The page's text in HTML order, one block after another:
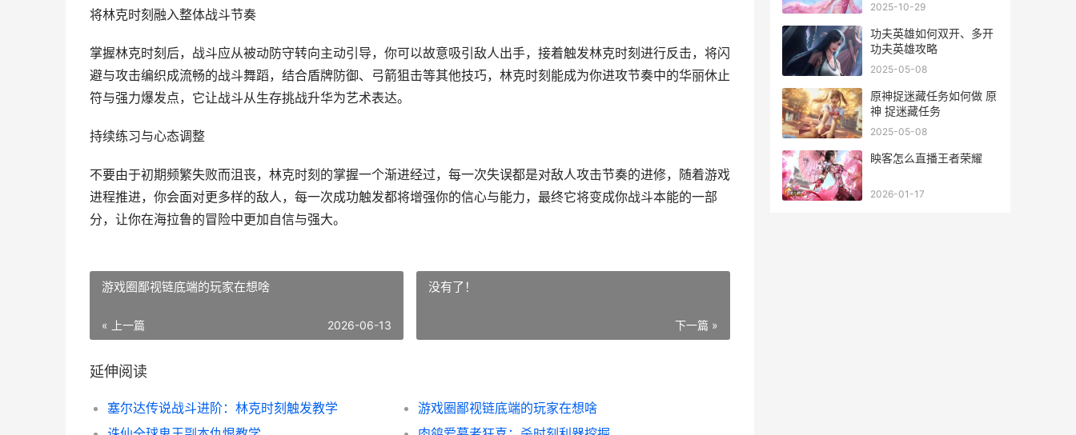
将林克时刻融入整体战斗节奏
掌握林克时刻后，战斗应从被动防守转向主动引导，你可以故意吸引敌人出手，接着触发林克时刻进行反击，将闪
避与攻击编织成流畅的战斗舞蹈，结合盾牌防御、弓箭狙击等其他技巧，林克时刻能成为你进攻节奏中的华丽休止
符与强力爆发点，它让战斗从生存挑战升华为艺术表达。
持续练习与心态调整
不要由于初期频繁失败而沮丧，林克时刻的掌握一个渐进经过，每一次失误都是对敌人攻击节奏的进修，随着游戏
进程推进，你会面对更多样的敌人，每一次成功触发都将增强你的信心与能力，最终它将变成你战斗本能的一部
分，让你在海拉鲁的冒险中更加自信与强大。
游戏圈鄙视链底端的玩家在想啥
« 上一篇 2026-06-13
没有了！
下一篇 »
延伸阅读
塞尔达传说战斗进阶：林克时刻触发教学
游戏圈鄙视链底端的玩家在想啥
2025-10-29
功夫英雄如何双开、多开
功夫英雄攻略
2025-05-08
原神捉迷藏任务如何做 原
神 捉迷藏任务
2025-05-08
眏客怎么直播王者荣耀
2026-01-17